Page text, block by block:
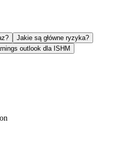
Jakie są główne ryzyka?
outlook dla ISHM